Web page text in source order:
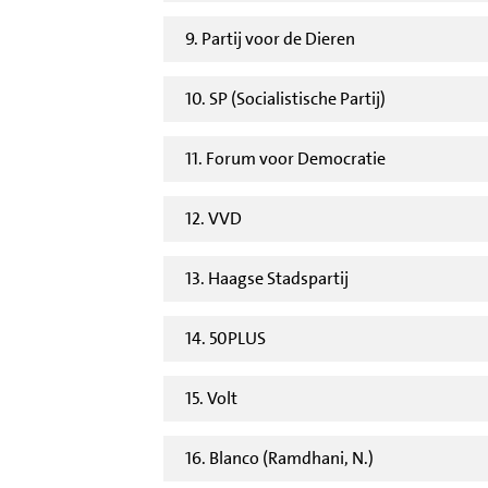
9. Partij voor de Dieren
10. SP (Socialistische Partij)
11. Forum voor Democratie
12. VVD
13. Haagse Stadspartij
14. 50PLUS
15. Volt
16. Blanco (Ramdhani, N.)